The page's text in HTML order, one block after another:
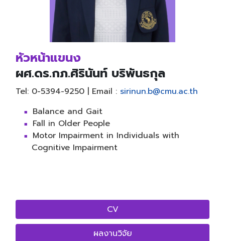
หัวหน้าแขนง
ผศ.ดร.กภ.ศิรินันท์ บริพันธกุล
Tel: 0-5394-9250 | Email : sirinun.b@cmu.ac.th
Balance and Gait
Fall in Older People
Motor Impairment in Individuals with
Cognitive Impairment
CV
ผลงานวิจัย